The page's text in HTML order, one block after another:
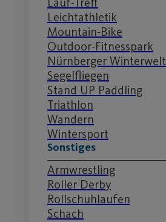
Leichtathletik
Mountain-Bike
Outdoor-Fitnesspark
Nürnberger Winterwelt
Segelfliegen
Stand UP Paddling
Triathlon
Wandern
Wintersport
Sonstiges
Armwrestling
Roller Derby
Rollschuhlaufen
Schach